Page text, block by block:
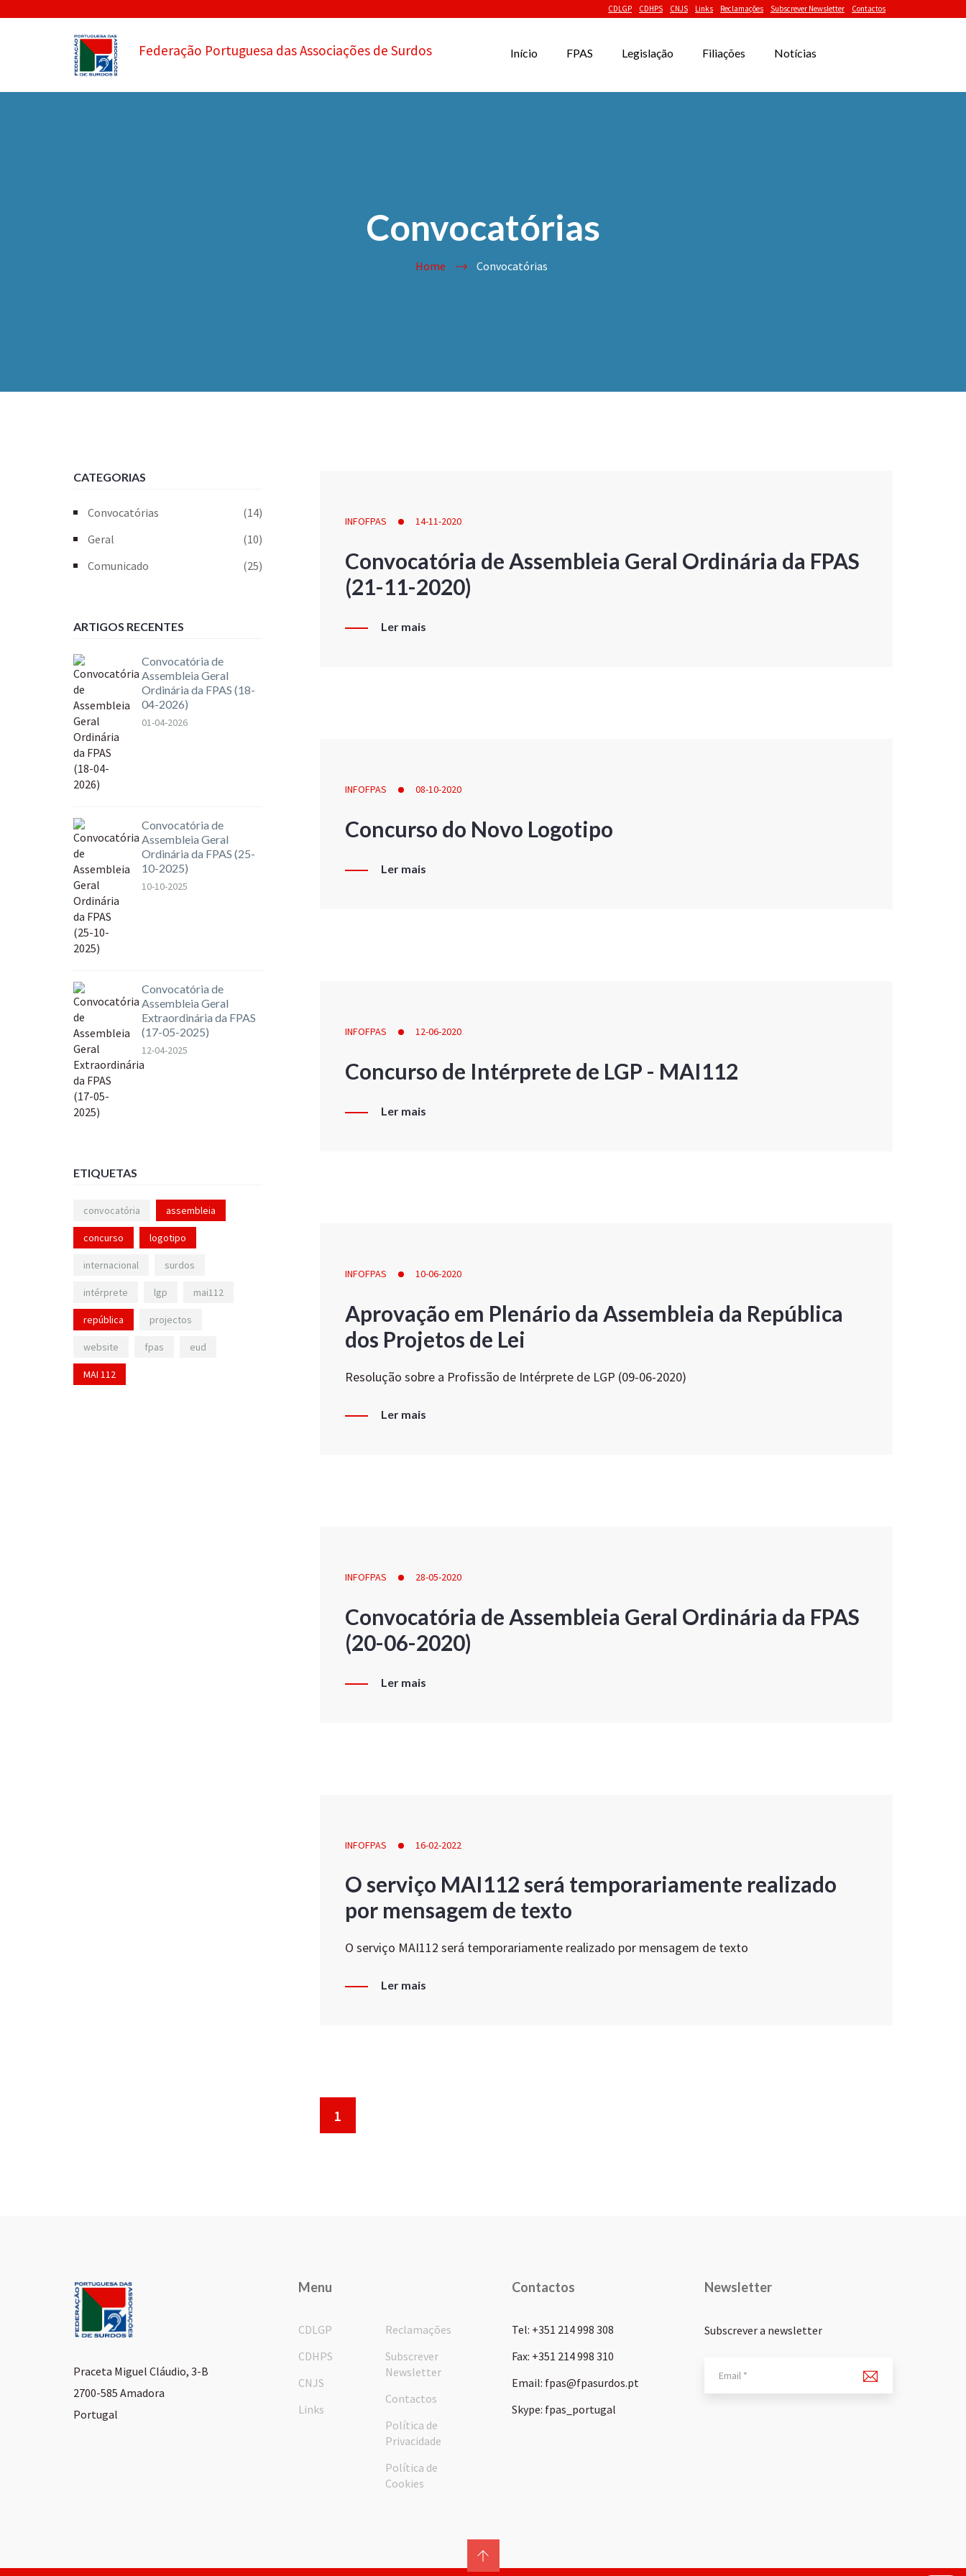
CDLGP CDHPS CNJS Links Reclamações Subscrever Newsletter Contactos
Federação Portuguesa das Associações de Surdos Início FPAS Legislação Filiações Notícias
Convocatórias
Home Convocatórias
INFOFPAS 14-11-2020
Convocatória de Assembleia Geral Ordinária da FPAS
(21-11-2020)
Ler mais
INFOFPAS 08-10-2020
Concurso do Novo Logotipo
Ler mais
INFOFPAS 12-06-2020
Concurso de Intérprete de LGP - MAI112
Ler mais
INFOFPAS 10-06-2020
Aprovação em Plenário da Assembleia da República
dos Projetos de Lei
Resolução sobre a Profissão de Intérprete de LGP (09-06-2020)
Ler mais
INFOFPAS 28-05-2020
Convocatória de Assembleia Geral Ordinária da FPAS
(20-06-2020)
Ler mais
INFOFPAS 16-02-2022
O serviço MAI112 será temporariamente realizado
por mensagem de texto
O serviço MAI112 será temporariamente realizado por mensagem de texto
Ler mais
1
CATEGORIAS
Convocatórias
(14)
Geral
(10)
Comunicado
(25)
ARTIGOS RECENTES
Convocatória de
Assembleia Geral
Ordinária da FPAS (18-
04-2026)
01-04-2026
Convocatória de
Assembleia Geral
Ordinária da FPAS (25-
10-2025)
10-10-2025
Convocatória de
Assembleia Geral
Extraordinária da FPAS
(17-05-2025)
12-04-2025
ETIQUETAS
convocatória assembleia
concurso logotipo
internacional surdos
intérprete lgp mai112
república projectos
website fpas eud
MAI 112
Praceta Miguel Cláudio, 3-B
2700-585 Amadora
Portugal
Menu
CDLGP
CDHPS
CNJS
Links
Reclamações
Subscrever
Newsletter
Contactos
Política de
Privacidade
Política de
Cookies
Contactos
Tel: +351 214 998 308
Fax: +351 214 998 310
Email: fpas@fpasurdos.pt
Skype: fpas_portugal
Newsletter
Subscrever a newsletter